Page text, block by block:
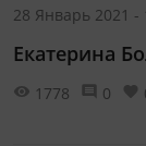
28 Январь 2021 -
Екатерина
1778 0